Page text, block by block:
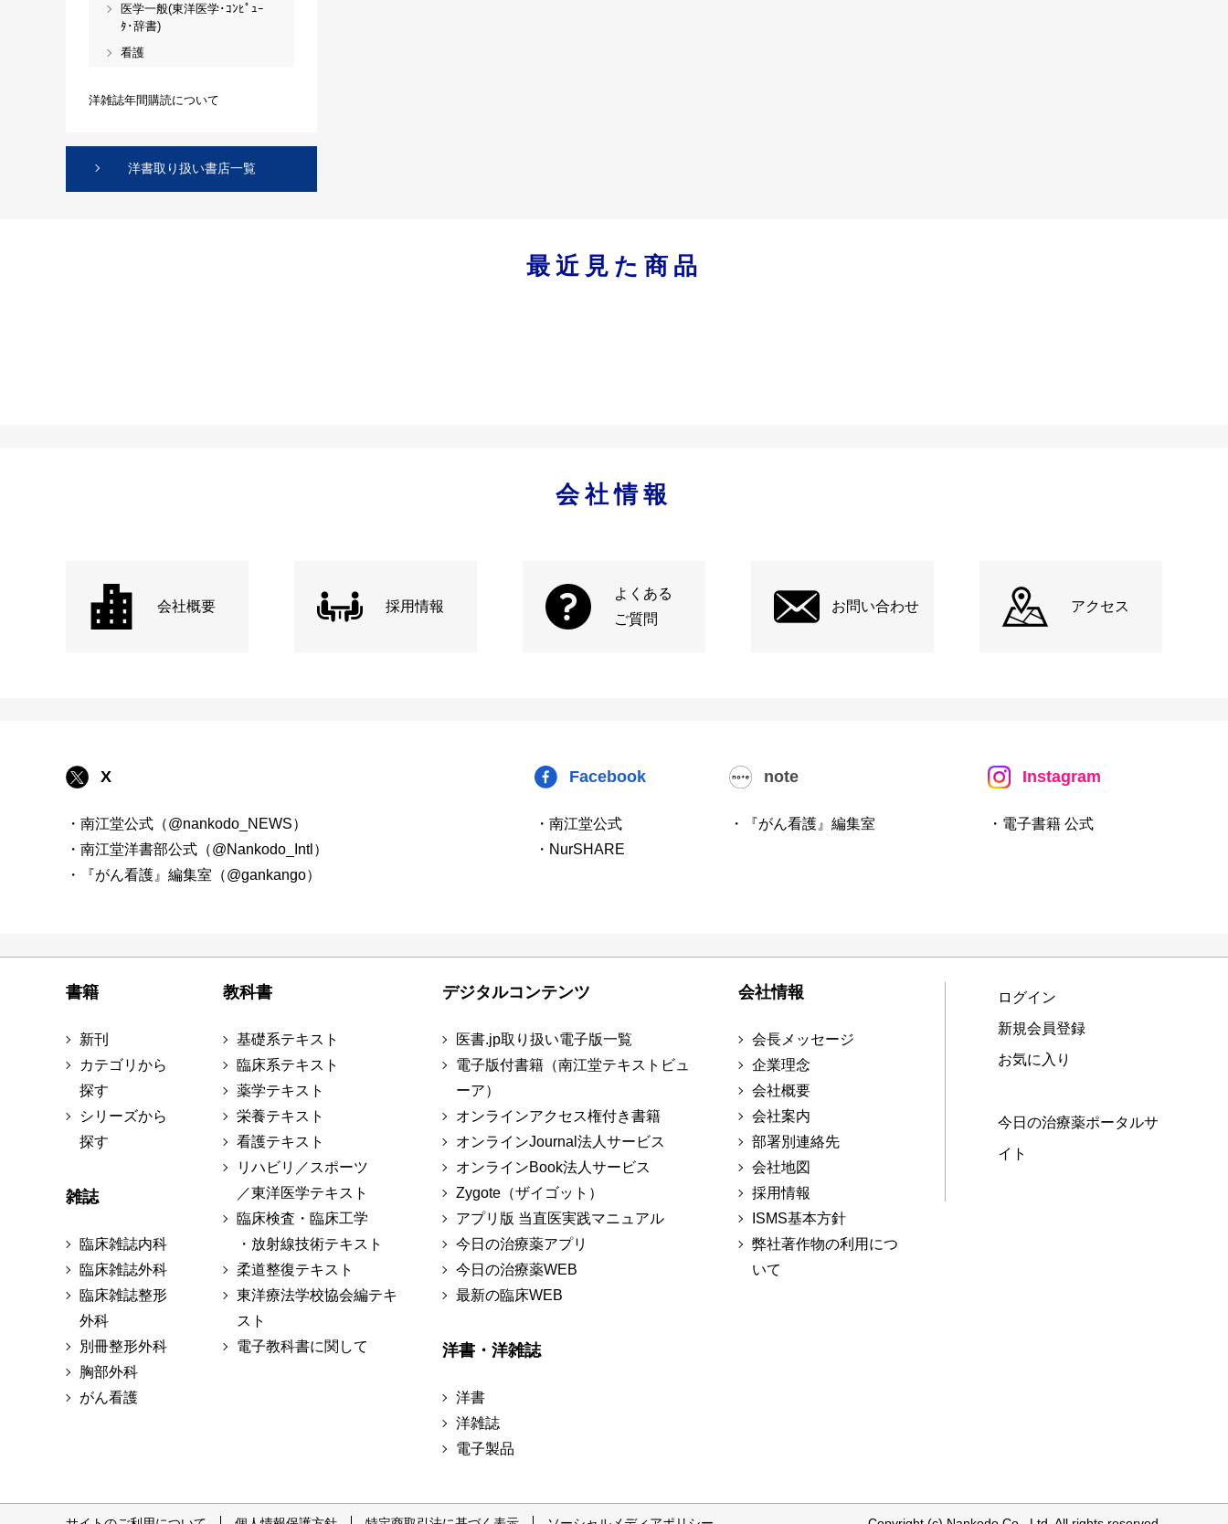
医学一般(東洋医学･ｺﾝﾋﾟｭｰ
ﾀ･辞書)
看護
洋雑誌年間購読について
洋書取り扱い書店一覧
最近見た商品
会社情報
会社概要 採用情報
よくある
ご質問
お問い合わせ アクセス
X
・南江堂公式（@nankodo_NEWS）
・南江堂洋書部公式（@Nankodo_Intl）
・『がん看護』編集室（@gankango）
Facebook
・南江堂公式
・NurSHARE
note
・『がん看護』編集室
Instagram
・電子書籍 公式
書籍
新刊
カテゴリから
探す
シリーズから
探す
雑誌
臨床雑誌内科
臨床雑誌外科
臨床雑誌整形
外科
別冊整形外科
胸部外科
がん看護
教科書
基礎系テキスト
臨床系テキスト
薬学テキスト
栄養テキスト
看護テキスト
リハビリ／スポーツ
／東洋医学テキスト
臨床検査・臨床工学
・放射線技術テキスト
柔道整復テキスト
東洋療法学校協会編テキ
スト
電子教科書に関して
デジタルコンテンツ
医書.jp取り扱い電子版一覧
電子版付書籍（南江堂テキストビュ
ーア）
オンラインアクセス権付き書籍
オンラインJournal法人サービス
オンラインBook法人サービス
Zygote（ザイゴット）
アプリ版 当直医実践マニュアル
今日の治療薬アプリ
今日の治療薬WEB
最新の臨床WEB
洋書・洋雑誌
洋書
洋雑誌
電子製品
会社情報
会長メッセージ
企業理念
会社概要
会社案内
部署別連絡先
会社地図
採用情報
ISMS基本方針
弊社著作物の利用につ
いて
ログイン
新規会員登録
お気に入り
今日の治療薬ポータルサ
イト